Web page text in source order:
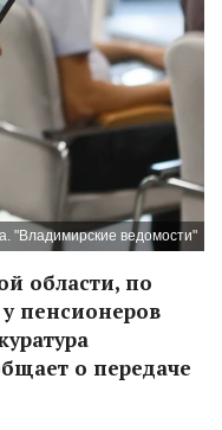
"Владимирские ведомости"
области, по
пенсионеров
о передаче